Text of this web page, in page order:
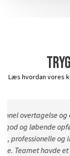
Læs hvordan vores
"Protego har
hele
skabt trygge